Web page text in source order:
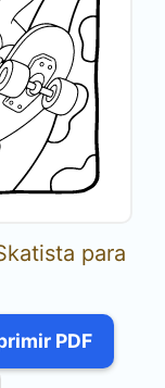
para
PDF